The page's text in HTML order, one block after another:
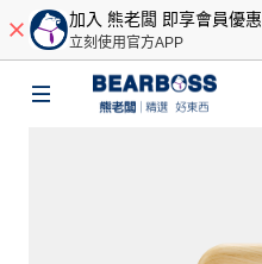
加入 熊老闆 即享會員優惠
立刻使用官方APP